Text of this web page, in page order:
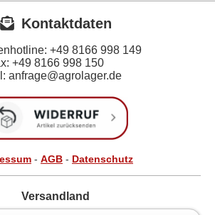
Kontaktdaten
+49 8166 998 149
+49 8166 998 150
anfrage@agrolager.de
- AGB - Datenschutz
Versandland